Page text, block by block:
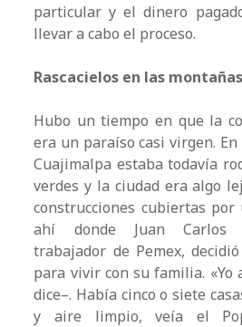
particular y el dinero
llevar a cabo el proceso.
Rascacielos en las montañas
Hubo un tiempo en que la
era un paraíso casi virgen. En
Cuajimalpa estaba todavía
verdes y la ciudad era algo
construcciones cubiertas por
ahí donde Juan Carlos
trabajador de Pemex,
para vivir con su familia. «Yo
dice–. Había cinco o siete
y aire limpio, veía el